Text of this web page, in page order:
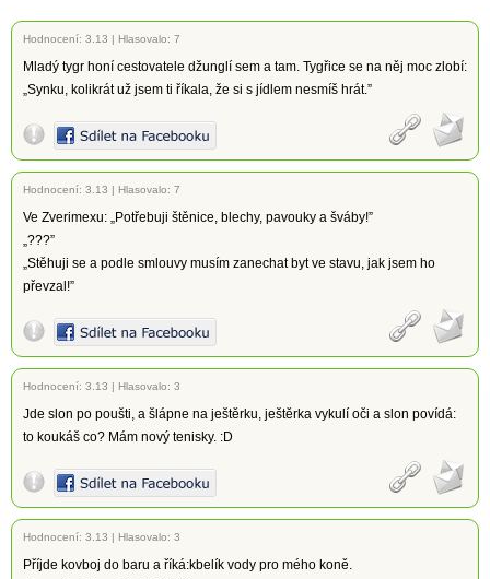
Hodnocení: 3.13 | Hlasovalo: 7
Mladý tygr honí cestovatele džunglí sem a tam. Tygřice se na něj moc zlobí:
„Synku, kolikrát už jsem ti říkala, že si s jídlem nesmíš hrát.”
Hodnocení: 3.13 | Hlasovalo: 7
Ve Zverimexu: „Potřebuji štěnice, blechy, pavouky a šváby!”
„???”
„Stěhuji se a podle smlouvy musím zanechat byt ve stavu, jak jsem ho
převzal!”
Hodnocení: 3.13 | Hlasovalo: 3
Jde slon po poušti, a šlápne na ještěrku, ještěrka vykulí oči a slon povídá:
to koukáš co? Mám nový tenisky. :D
Hodnocení: 3.13 | Hlasovalo: 3
Příjde kovboj do baru a říká:kbelík vody pro mého koně.